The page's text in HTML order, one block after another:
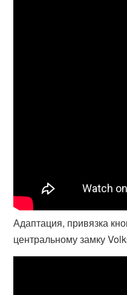
Адаптация, привязка
центральному замку